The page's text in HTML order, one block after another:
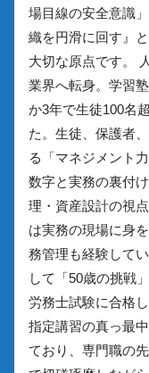
場目線の安全意識
織を円滑に回す』
大切な原点です。
業界へ転身。学習
か3年で生徒100名
た。生徒、保護者
る「マネジメント
数字と実務の裏付
理・資産設計の視
は実務の現場に身
務管理も経験して
して「50歳の挑戦
労務士試験に合格
指定講習の真っ最
ており、専門職の